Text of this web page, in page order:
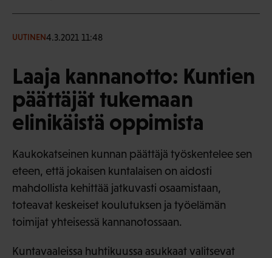
UUTINEN4.3.2021 11:48
Laaja kannanotto: Kuntien
päättäjät tukemaan
elinikäistä oppimista
Kaukokatseinen kunnan päättäjä työskentelee sen
eteen, että jokaisen kuntalaisen on aidosti
mahdollista kehittää jatkuvasti osaamistaan,
toteavat keskeiset koulutuksen ja työelämän
toimijat yhteisessä kannanotossaan.
Kuntavaaleissa huhtikuussa asukkaat valitsevat